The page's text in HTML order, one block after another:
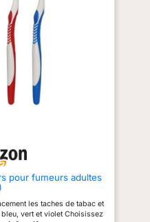
pour fumeurs adultes
les taches de tabac et
vert et violet Choisissez